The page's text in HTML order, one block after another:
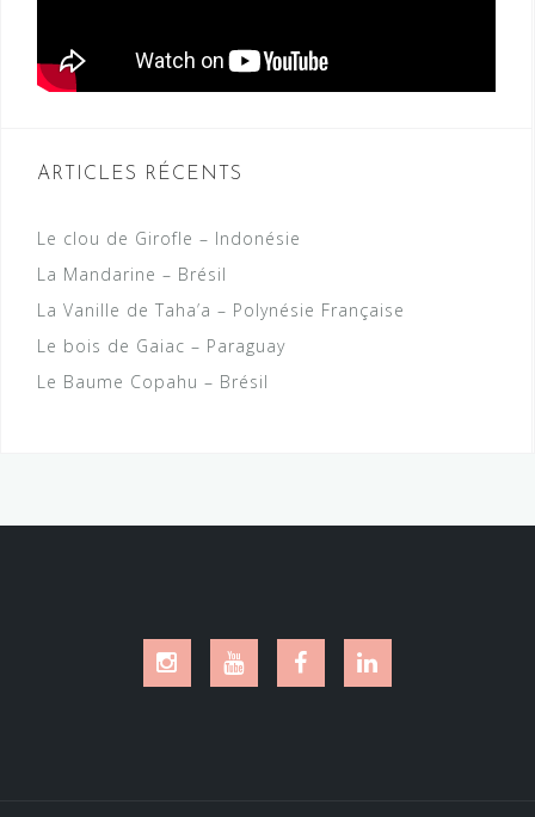
ARTICLES RÉCENTS
Le clou de Girofle – Indonésie
La Mandarine – Brésil
La Vanille de Taha’a – Polynésie Française
Le bois de Gaiac – Paraguay
Le Baume Copahu – Brésil
InstagramYoutube Facebook